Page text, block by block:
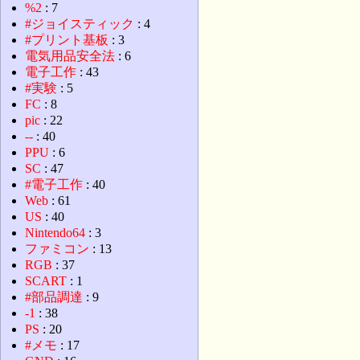
%2 : 7
#ジョイスティック : 4
#プリント基板 : 3
電気用品安全法 : 6
電子工作 : 43
#実験 : 5
FC : 8
pic : 22
-- : 40
PPU : 6
SC : 47
#電子工作 : 40
Web : 61
US : 40
Nintendo64 : 3
ファミコン : 13
RGB : 37
SCART : 1
#部品調達 : 9
-1 : 38
PS : 20
#メモ : 17